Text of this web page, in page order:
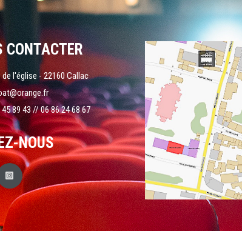
CONTACTER
de l'église - 22160 Callac
89 43 // 06 86 24 68 67
NOUS